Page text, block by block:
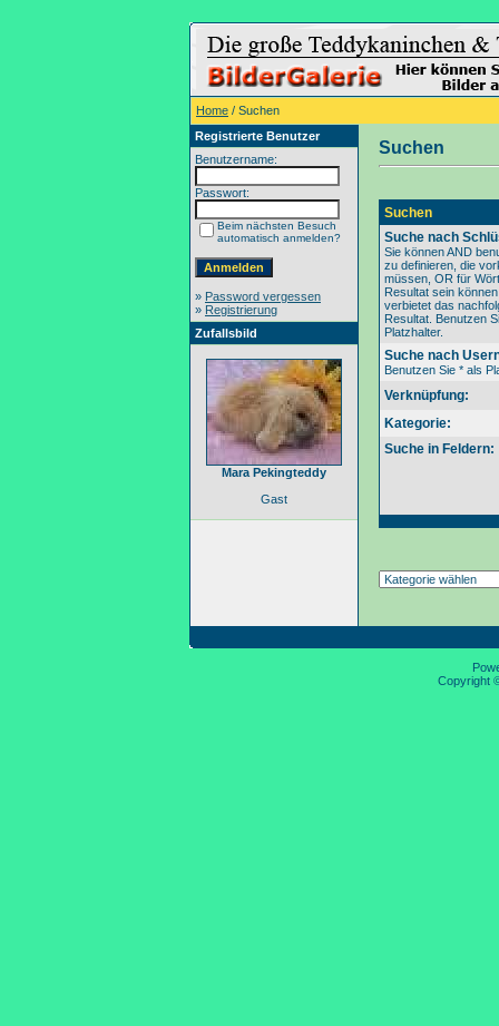
Home / Suchen
Registrierte Benutzer
Benutzername:
Passwort:
Beim nächsten Besuch
automatisch anmelden?
» Password vergessen
» Registrierung
Zufallsbild
Mara Pekingteddy
Gast
Suchen
Suchen
Suche nach
Sie können AND
zu definieren, die
müssen, OR für
Resultat sein
verbietet das
Resultat. Benutzen
Platzhalter.
Suche nach
Benutzen Sie * als
Verknüpfung:
Kategorie:
Suche in Feldern:
Copyright